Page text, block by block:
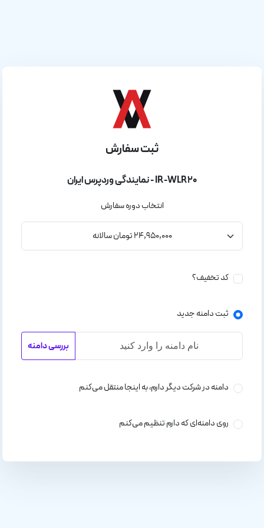
ثبت سفارش
نمایندگی وردپرس ایران - IR-WLR20
انتخاب دوره سفارش
کد تخفیف؟
ثبت دامنه جدید
بررسی دامنه
دامنه در شرکت دیگر دارم، به اینجا منتقل می‌کنم
روی دامنه‌ای که دارم تنظیم می‌کنم